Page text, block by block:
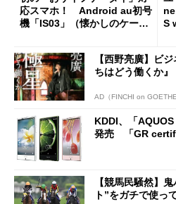
応スマホ！ Android au初号
機「IS03」（懐かしのケータ
S
【西野亮廣】ビ
ちはどう働くか』
AD（FINCHI on GOETHE
KDDI、「
発売 「GR
【競馬民騒然】
ト”をガチで使っ